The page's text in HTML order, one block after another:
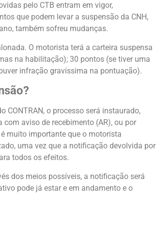
pelo CTB entram em vigor,
que podem levar a suspensão da CNH,
também sofreu mudanças.
O motorista terá a carteira suspensa
na habilitação); 30 pontos (se tiver uma
infração gravíssima na pontuação).
CONTRAN, o processo será instaurado,
aviso de recebimento (AR), ou por
muito importante que o motorista
uma vez que a notificação devolvida por
todos os efeitos.
dos meios possíveis, a notificação será
pode já estar e em andamento e o